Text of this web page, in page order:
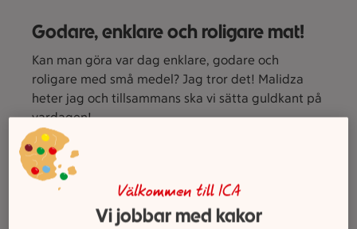
Godare, enklare och roligare mat!
Kan man göra var dag enklare, godare och
roligare med små medel? Jag tror det! Malidza
heter jag och tillsammans ska vi sätta guldkant på
vardagen!
Inspireras här
Välkommen till ICA
Vi jobbar med kakor